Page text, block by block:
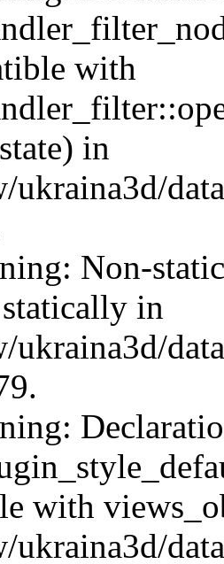
with
in
Non-
in
ukraina3d/
with
ukraina3d/